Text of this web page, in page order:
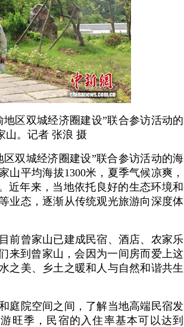
区双城经济圈建设”联合参访活动的
山。记者 张浪 摄
双城经济圈建设”联合参访活动的海
平均海拔1300米，夏季气候凉爽，
近年来，当地依托良好的生态环境和
业态，逐渐从传统观光旅游向深度体
前曾家山已建成民宿、酒店、农家乐
来到曾家山，会因为一间房而爱上这
之美、乡土之暖和人与自然和谐共生
庭院空间之间，了解当地高端民宿发
旺季，民宿的入住率基本可以达到